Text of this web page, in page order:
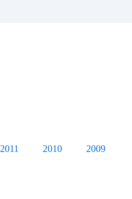
2011 2010 2009